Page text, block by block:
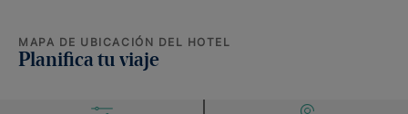
MAPA DE UBICACIÓN DEL HOTEL
Planifica tu viaje